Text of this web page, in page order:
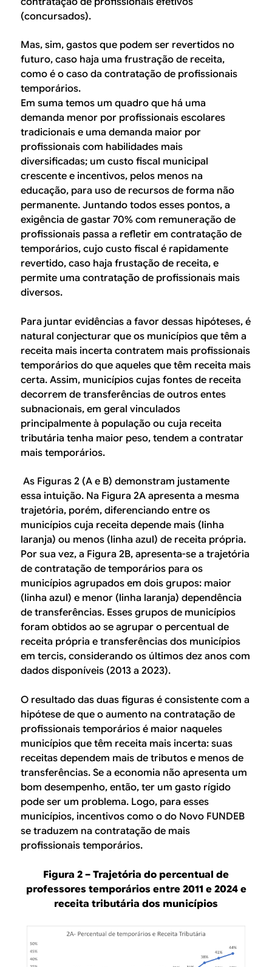
(concursados).
Mas, sim, gastos que podem ser revertidos no
futuro, caso haja uma frustração de receita,
como é o caso da contratação de profissionais
temporários.
Em suma temos um quadro que há uma
demanda menor por profissionais escolares
tradicionais e uma demanda maior por
profissionais com habilidades mais
diversificadas; um custo fiscal municipal
crescente e incentivos, pelos menos na
educação, para uso de recursos de forma não
permanente. Juntando todos esses pontos, a
exigência de gastar 70% com remuneração de
profissionais passa a refletir em contratação de
temporários, cujo custo fiscal é rapidamente
revertido, caso haja frustação de receita, e
permite uma contratação de profissionais mais
diversos.
Para juntar evidências a favor dessas hipóteses, é
natural conjecturar que os municípios que têm a
receita mais incerta contratem mais profissionais
temporários do que aqueles que têm receita mais
certa. Assim, municípios cujas fontes de receita
decorrem de transferências de outros entes
subnacionais, em geral vinculados
principalmente à população ou cuja receita
tributária tenha maior peso, tendem a contratar
mais temporários.
As Figuras 2 (A e B) demonstram justamente
essa intuição. Na Figura 2A apresenta a mesma
trajetória, porém, diferenciando entre os
municípios cuja receita depende mais (linha
laranja) ou menos (linha azul) de receita própria.
Por sua vez, a Figura 2B, apresenta-se a trajetória
de contratação de temporários para os
municípios agrupados em dois grupos: maior
(linha azul) e menor (linha laranja) dependência
de transferências. Esses grupos de municípios
foram obtidos ao se agrupar o percentual de
receita própria e transferências dos municípios
em tercis, considerando os últimos dez anos com
dados disponíveis (2013 a 2023).
O resultado das duas figuras é consistente com a
hipótese de que o aumento na contratação de
profissionais temporários é maior naqueles
municípios que têm receita mais incerta: suas
receitas dependem mais de tributos e menos de
transferências. Se a economia não apresenta um
bom desempenho, então, ter um gasto rígido
pode ser um problema. Logo, para esses
municípios, incentivos como o do Novo FUNDEB
se traduzem na contratação de mais
profissionais temporários.
Figura 2 – Trajetória do percentual de
professores temporários entre 2011 e 2024 e
receita tributária dos municípios